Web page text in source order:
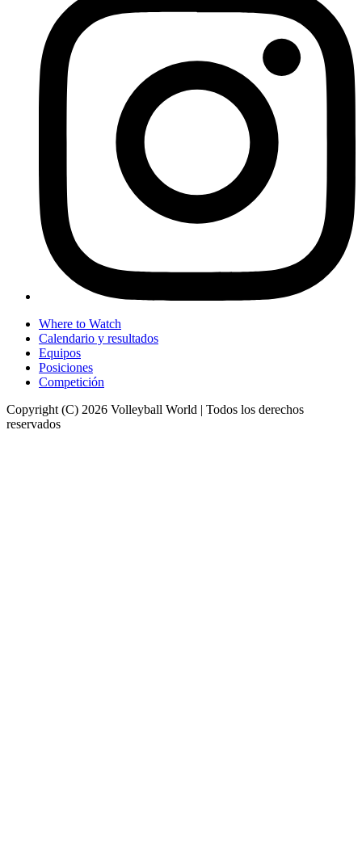
Where to Watch
Calendario y resultados
Equipos
Posiciones
Competición
Copyright (C) 2026 Volleyball World | Todos los derechos
reservados